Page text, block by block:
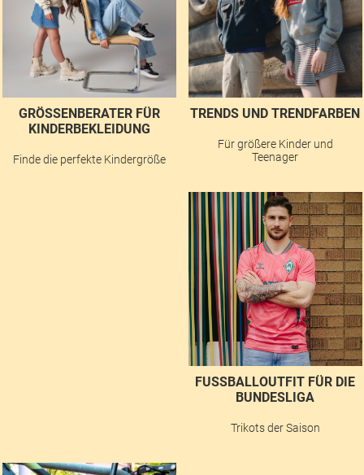
GRÖSSENBERATER FÜR K
INDERBEKLEIDUNG
Finde die perfekte Kindergröße
TRENDS UND TRENDFARBEN
Für größere Kinder und
Teenager
FUSSBALLOUTFIT FÜR DIE B
UNDESLIGA
Trikots der Saison